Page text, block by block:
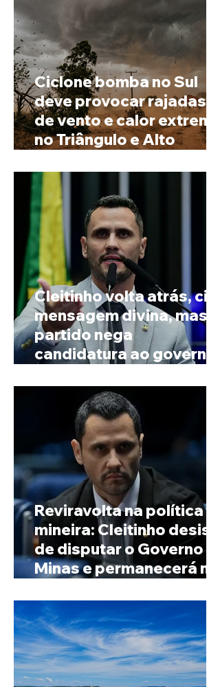
Ciclone bomba no Sul
deve provocar rajadas
de vento e calor extremo
no Triângulo e Alto
Cleitinho volta atrás, cita
mensagem divina, mas
partido nega
candidatura ao governo
Reviravolta na política
mineira: Cleitinho desiste
de disputar o Governo de
Minas e permanecerá no